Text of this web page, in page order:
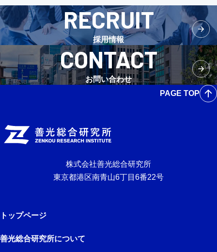
RECRUIT
採用情報
CONTACT
お問い合わせ
PAGE TOP
株式会社善光総合研究所
東京都港区南青山6丁目6番22号
トップページ
善光総合研究所について